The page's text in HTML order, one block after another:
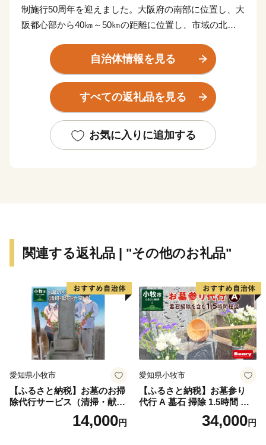
制施行50周年を迎えました。大阪府の南部に位置し、大
阪都心部から40㎞～50㎞の距離に位置し、市域の北西
市、そして南東は和歌山県岩出市、紀の川市と接してい
ます。市域は南北約11㎞、東西約8㎞の広がりをみせ、
面積は48.98㎢であり、市域に関西国際空港の約1/3を含
みます。
地形は、山地部、丘陵部、平地部および臨海部からな
り、南部の山地部には低い山々が連なる和泉山脈があ
る事業所が集積し、岡田と樽井にある漁港では大阪湾で
SENNAN LONG PARK（泉南ロングパーク）を設け、
にぎわいを創出し、レクリエーションゾーンとして再生
させ、泉南市のまちづくりの拠点とすることをめざして
います。
自治体情報を見る
すべての返礼品を見る
お気に入りに追加する
関連する返礼品 | "その他のお礼品"
愛知県小牧市
【ふるさと納税】お墓のお掃
除代行サービス（清掃・献
14,000円
愛知県小牧市
【ふるさと納税】お墓参り
代行 A 墓石 掃除 1.5時間 程
度 お参り 献花 献香 雑草 除
去 処分 草抜き 清掃 お手入れ
34,000円